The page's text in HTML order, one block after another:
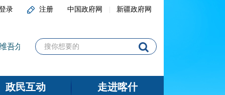
录 注册 中国政府网 新疆政府网
尔自治区2025年下半年面向社会公开招聘事业单位工作人
政民互动 走进喀什